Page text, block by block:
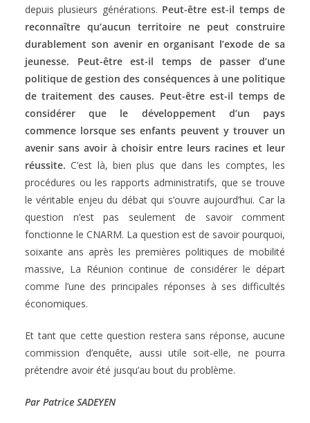
depuis plusieurs générations. Peut-être est-il temps de
reconnaître qu’aucun territoire ne peut construire
durablement son avenir en organisant l’exode de sa
jeunesse. Peut-être est-il temps de passer d’une
politique de gestion des conséquences à une politique
de traitement des causes. Peut-être est-il temps de
considérer que le développement d’un pays
commence lorsque ses enfants peuvent y trouver un
avenir sans avoir à choisir entre leurs racines et leur
réussite.C’est là, bien plus que dans les comptes, les
procédures ou les rapports administratifs, que se trouve
le véritable enjeu du débat qui s’ouvre aujourd’hui. Car la
question n’est pas seulement de savoir comment
fonctionne le CNARM. La question est de savoir pourquoi,
soixante ans après les premières politiques de mobilité
massive, La Réunion continue de considérer le départ
comme l’une des principales réponses à ses difficultés
économiques.
Et tant que cette question restera sans réponse, aucune
commission d’enquête, aussi utile soit-elle, ne pourra
prétendre avoir été jusqu’au bout du problème.
Par Patrice SADEYEN